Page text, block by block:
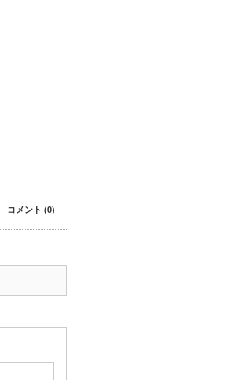
コメント (0)